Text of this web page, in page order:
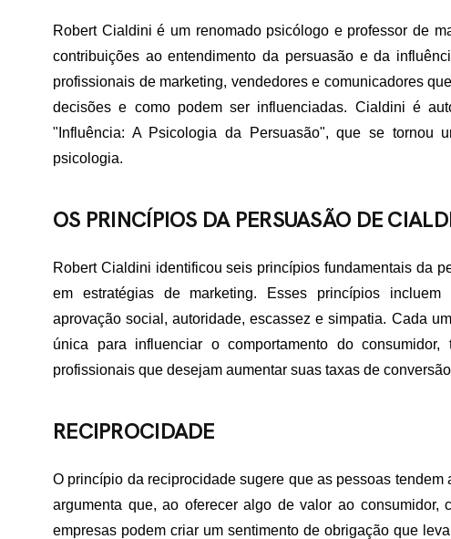
Robert Cialdini é um renomado psicólogo e professor de
contribuições ao entendimento da persuasão e da
profissionais de marketing, vendedores e comunicadores
decisões e como podem ser influenciadas. Cialdini é
"Influência: A Psicologia da Persuasão", que se tornou
psicologia.
OS PRINCÍPIOS DA PERSUASÃO DE
Robert Cialdini identificou seis princípios fundamentais da
em estratégias de marketing. Esses princípios incluem
aprovação social, autoridade, escassez e simpatia. Cada
única para influenciar o comportamento do consumidor,
profissionais que desejam aumentar suas taxas de
RECIPROCIDADE
O princípio da reciprocidade sugere que as pessoas
argumenta que, ao oferecer algo de valor ao consumidor,
empresas podem criar um sentimento de obrigação que